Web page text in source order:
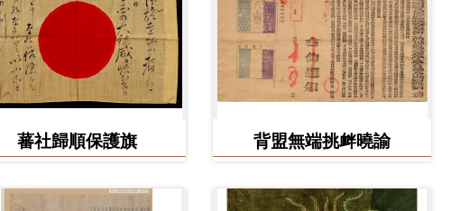
蕃社歸順保護旗 背盟無端挑衅曉諭